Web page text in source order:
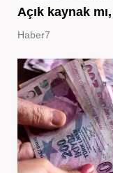
Açık kaynak
Haber7